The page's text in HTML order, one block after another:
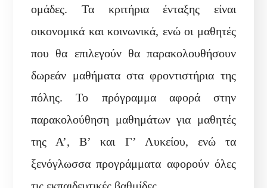
ομάδες. Τα κριτήρια ένταξης είναι
οικονομικά και κοινωνικά, ενώ οι μαθητές
που θα επιλεγούν θα παρακολουθήσουν
δωρεάν μαθήματα στα φροντιστήρια της
πόλης. Το πρόγραμμα αφορά στην
παρακολούθηση μαθημάτων για μαθητές
της Α’, Β’ και Γ’ Λυκείου, ενώ τα
ξενόγλωσσα προγράμματα αφορούν όλες